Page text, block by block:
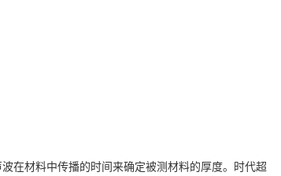
在材料中传播的时间来确定被测材料的厚度。时代超